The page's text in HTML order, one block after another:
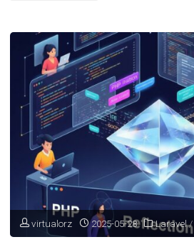
義
Laravel
Model
中
的
_schema()
method"
virtualorz
2025-05-28 Laravel/